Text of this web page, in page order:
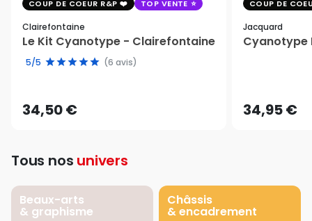
COUP DE COEUR R&P TOP VENTE
Clairefontaine
Le Kit Cyanotype - Clairefontaine
5/5 (6 avis)
34,50 €
COUP DE
Jacquard
Cyanotype
34,95 €
Tous nos univers
Beaux-arts
& graphisme
Châssis
& encadrement